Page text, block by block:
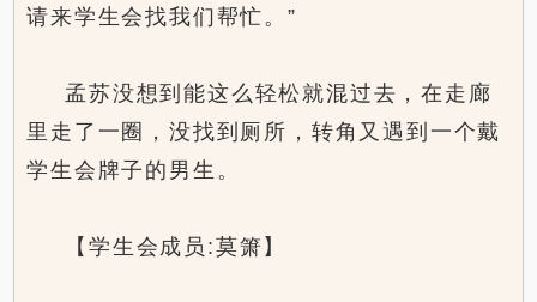
请来学生会找我们帮忙。”
孟苏没想到能这么轻松就混过去，在走廊
里走了一圈，没找到厕所，转角又遇到一个戴
学生会牌子的男生。
【学生会成员:莫箫】